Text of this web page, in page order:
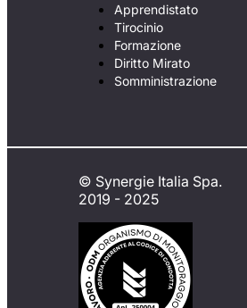
Apprendistato
Tirocinio
Formazione
Diritto Mirato
Somministrazione
© Synergie Italia Spa.
2019 - 2025